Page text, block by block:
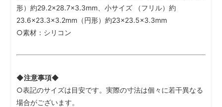
形）約29.2×28.7×3.3mm、小サイズ （フリル）約
23.6×23.3×3.2mm（円形）約23×23.5×3.3mm
○素材：シリコン
◆注意事項◆
○表記のサイズは目安です。実際の寸法は個々に若干異なる
場合がございます。